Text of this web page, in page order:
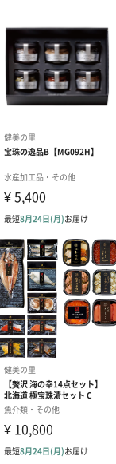
寝かせます。余分
らに細きりの昆布
。ご飯のお供はも
ます。
漬けにし寝かせ
ます。さらに細
の相性は抜群。風
ちろん、お茶漬け